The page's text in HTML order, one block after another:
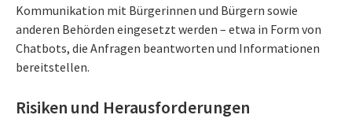
Kommunikation mit Bürgerinnen und Bürgern sowie
anderen Behörden eingesetzt werden – etwa in Form von
Chatbots, die Anfragen beantworten und Informationen
bereitstellen.
Risiken und Herausforderungen